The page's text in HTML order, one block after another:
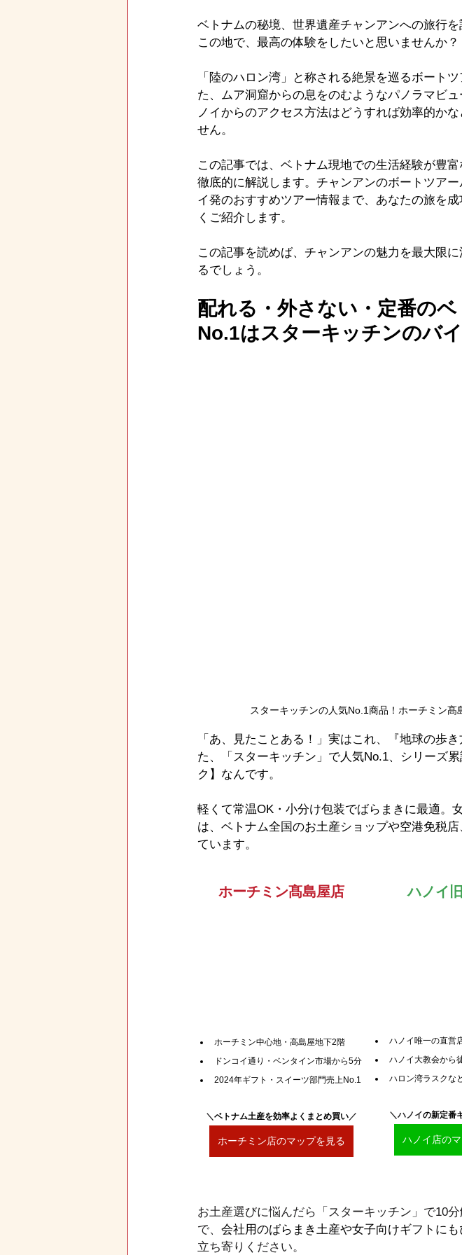
ベトナムの秘境、世界遺産チャンアンへの旅行
この地で、最高の体験をしたいと思いませんか？
「陸のハロン湾」と称される絶景を巡るボート
た、ムア洞窟からの息をのむようなパノラマビ
ノイからのアクセス方法はどうすれば効率的か
せん。
この記事では、ベトナム現地での生活経験が豊
徹底的に解説します。チャンアンのボートツア
イ発のおすすめツアー情報まで、あなたの旅を
くご紹介します。
この記事を読めば、チャンアンの魅力を最大限
るでしょう。
配れる・外さない・定番の
No.1はスターキッチンのバ
スターキッチンの人気No.1商品！ホーチミン髙
「あ、見たことある！」実はこれ、『地球の歩
た、「スターキッチン」で人気No.1、シリーズ
ク】なんです。
軽くて常温OK・小分け包装でばらまきに最適。
は、ベトナム全国のお土産ショップや空港免税
ています。
ホーチミン髙島屋店
ホーチミン中心地・高島屋地下2階
ドンコイ通り・ベンタイン市場から5分
2024年ギフト・スイーツ部門売上No.1
＼ベトナム土産を効率よくまとめ買い／
ホーチミン店のマップを見る
ハノイ
ハノイ唯一の直営
ハノイ大教会から
ハロン湾ラスクな
＼ハノイの新定番
ハノイ店の
お土産選びに悩んだら「スターキッチン」で10
で、 会社用のばらまき土産や女子向けギフトにも
立ち寄りください。